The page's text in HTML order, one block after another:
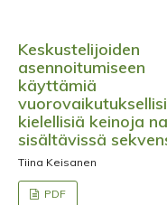
Keskustelijoiden
asennoitumiseen
käyttämiä
kielellisiä keinoja
sisältävissä
Tiina Keisanen
PDF